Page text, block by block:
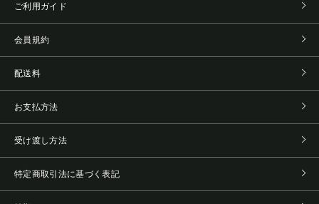
ご利用ガイド
会員規約
配送料
お支払方法
受け渡し方法
特定商取引法に基づく表記